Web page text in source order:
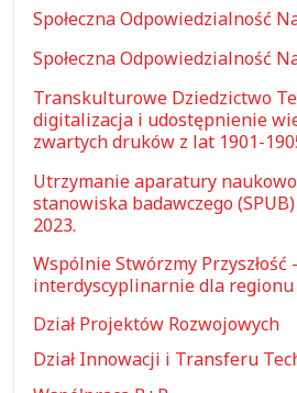
Społeczna Odpowiedzialność
Społeczna Odpowiedzialność
Transkulturowe Dziedzictwo
digitalizacja i udostępnienie
zwartych druków z lat 1901-
Utrzymanie aparatury
stanowiska badawczego
2023.
Wspólnie Stwórzmy Przyszłość
interdyscyplinarnie dla regionu
Dział Projektów Rozwojowych
Dział Innowacji i Transferu